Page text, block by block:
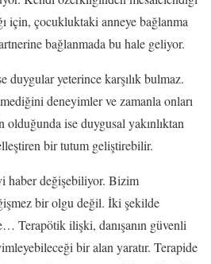
için, çocukluktaki anneye bağlanma
bağlanmada bu hale geliyor.
duygular yeterince karşılık bulmaz.
deneyimler ve zamanla onları
olduğunda ise duygusal yakınlıktan
bir tutum geliştirebilir.
haber değişebiliyor. Bizim
bir olgu değil. İki şekilde
Terapötik ilişki, danışanın güvenli
bir alan yaratır. Terapide